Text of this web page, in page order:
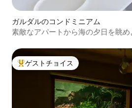
ガルダルのコンドミニアム
素敵なアパートから海の夕日を眺め
大好評のゲストチョイスです。
ゲストチョイス